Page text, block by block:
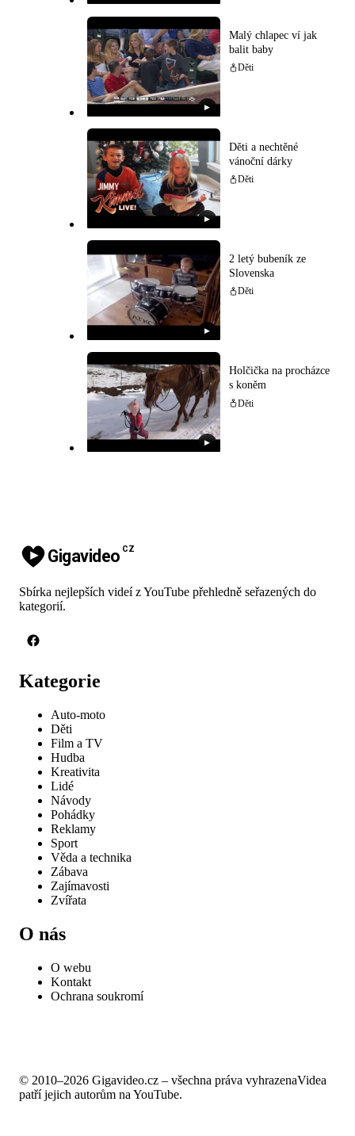
▶
Malý chlapec ví jak
balit baby
Děti
▶
Děti a nechtěné
vánoční dárky
Děti
▶
2 letý bubeník ze
Slovenska
Děti
▶
Holčička na procházce
s koněm
Děti
Gigavideo CZ
Sbírka nejlepších videí z YouTube přehledně seřazených do
kategorií.
Kategorie
Auto-moto
Děti
Film a TV
Hudba
Kreativita
Lidé
Návody
Pohádky
Reklamy
Sport
Věda a technika
Zábava
Zajímavosti
Zvířata
O nás
O webu
Kontakt
Ochrana soukromí
© 2010–2026 Gigavideo.cz – všechna práva vyhrazenaVidea
patří jejich autorům na YouTube.